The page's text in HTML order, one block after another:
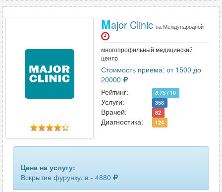
Major Clinic на Международной
многопрофильный медицинский
центр
Стоимость приема: от 1500 до
20000
Рейтинг:
8.75/ 10
Услуги: 358
Врачей: 82
Диагностика: 124
Цена на услугу:
Вскрытие фурункула - 4880